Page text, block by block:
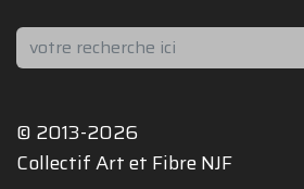
Rechercher
© 2013-2026
Collectif Art et Fibre NJF